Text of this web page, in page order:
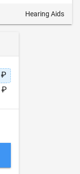
Hearing Aids
₽
₽